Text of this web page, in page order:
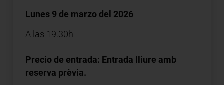
Lunes 9 de marzo del 2026
A las 19.30h
Precio de entrada: Entrada lliure amb
reserva prèvia.